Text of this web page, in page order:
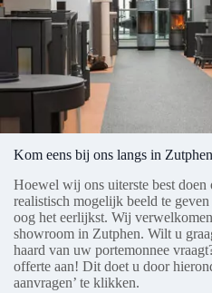
Kom eens bij ons langs in Zutphen
Hoewel wij ons uiterste best doen
realistisch mogelijk beeld te
oog het eerlijkst. Wij
showroom in Zutphen. Wilt u
haard van uw portemonnee
offerte aan! Dit doet u door
aanvragen’ te klikken.